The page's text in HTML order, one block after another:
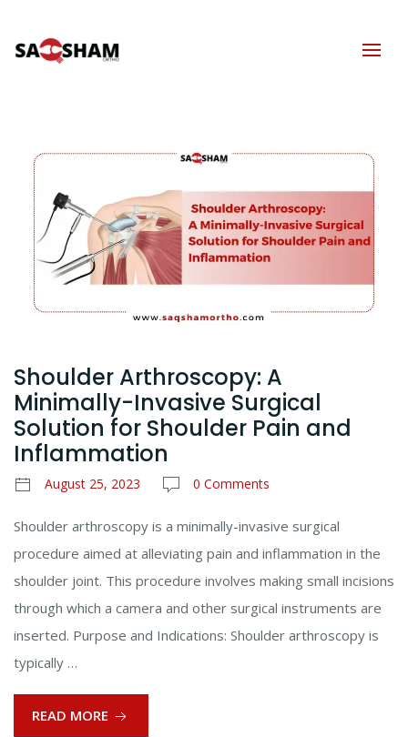
Shoulder Arthroscopy: A
Minimally-Invasive Surgical
Solution for Shoulder Pain and
Inflammation
August 25, 2023 0 Comments
Shoulder arthroscopy is a minimally-invasive surgical
procedure aimed at alleviating pain and inflammation in the
shoulder joint. This procedure involves making small incisions
through which a camera and other surgical instruments are
inserted. Purpose and Indications: Shoulder arthroscopy is
typically …
READ MORE